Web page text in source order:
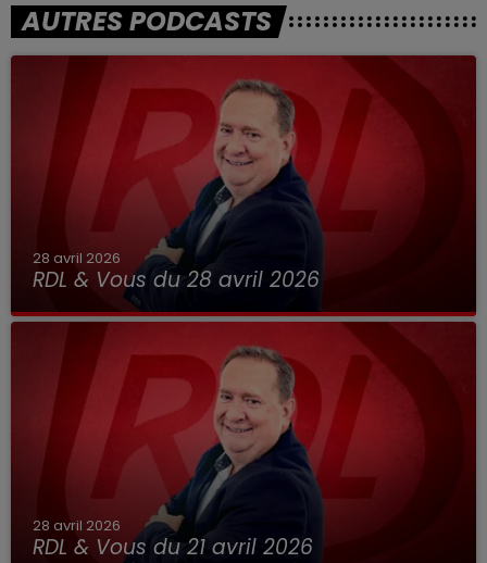
AUTRES PODCASTS
28 avril 2026
RDL & Vous du 28 avril 2026
28 avril 2026
RDL & Vous du 21 avril 2026